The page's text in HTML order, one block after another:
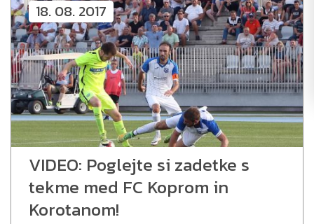
18. 08. 2017
VIDEO: Poglejte si zadetke s
tekme med FC Koprom in
Korotanom!